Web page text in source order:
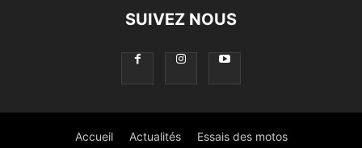
SUIVEZ NOUS
Accueil Actualités Essais des motos